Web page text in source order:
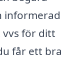
informerad
för ditt
får ett bra